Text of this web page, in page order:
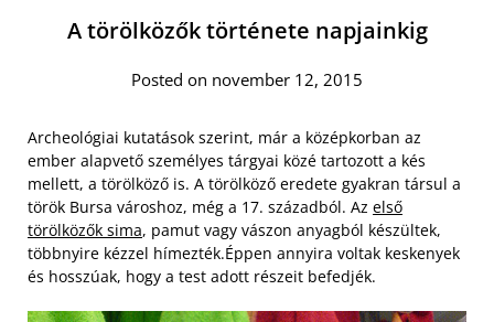
A törölközők története napjainkig
Posted on november 12, 2015
Archeológiai kutatások szerint, már a középkorban az
ember alapvető személyes tárgyai közé tartozott a kés
mellett, a törölköző is. A törölköző eredete gyakran társul a
török Bursa városhoz, még a 17. századból. Az első
törölközők sima, pamut vagy vászon anyagból készültek,
többnyire kézzel hímezték.Éppen annyira voltak keskenyek
és hosszúak, hogy a test adott részeit befedjék.